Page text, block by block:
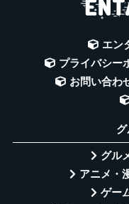
エン
プライバシー
お問い合わ
グル
アニメ・
ゲー